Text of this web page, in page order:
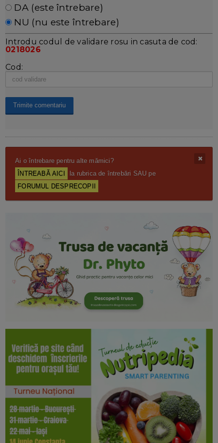
DA (este întrebare)
NU (nu este întrebare)
Introdu codul de validare rosu in casuta de cod:
0218026
Cod:
Ai o întrebare pentru alte mămici?
ÎNTREABĂ AICI
la rubrica de întrebări SAU pe
FORUMUL DESPRECOPII